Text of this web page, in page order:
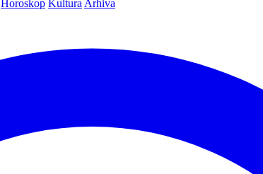
Horoskop Kultura Arhiva